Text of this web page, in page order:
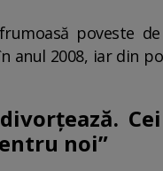
poveste
anul 2008, iar din
noi”